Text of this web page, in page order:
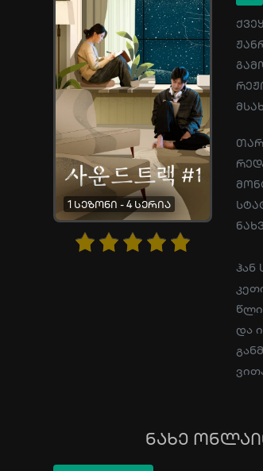
1 სეზონი - 4 სერია
ჰან
და
ნახე